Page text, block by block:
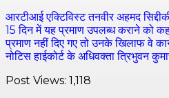
आरटीआई एक्टिविस्ट तनवीर अहमद
15 दिन में यह प्रमाण उपलब्ध कराने को
प्रमाण नहीं दिए गए तो उनके खिलाफ वे
नोटिस हाईकोर्ट के अधिवक्ता त्रिभुवन
Post Views: 1,118